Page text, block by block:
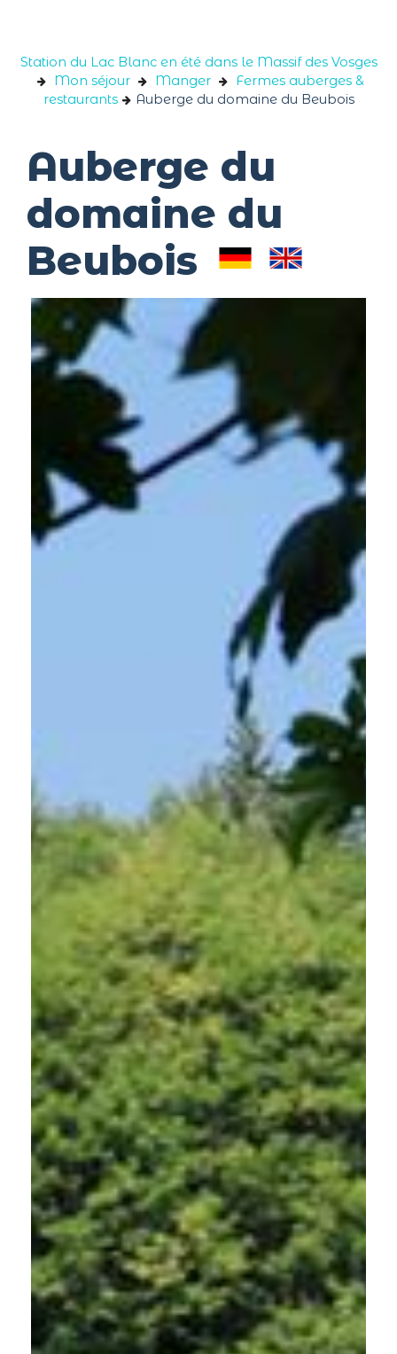
Station du Lac Blanc en été dans le Massif des Vosges
Mon séjour
Manger
Fermes auberges &
restaurants
Auberge du domaine du Beubois
Auberge du
domaine du
Beubois